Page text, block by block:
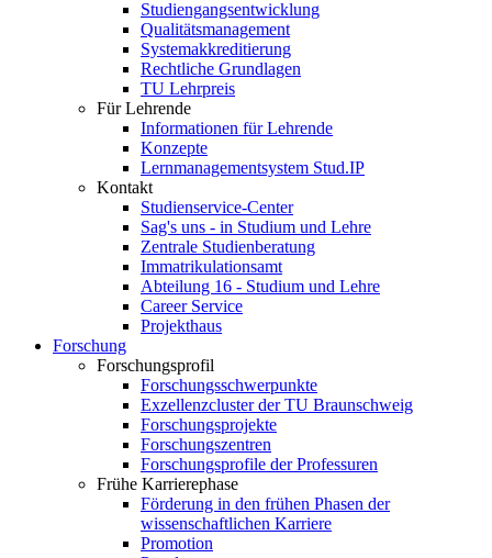
Studiengangsentwicklung
Qualitätsmanagement
Systemakkreditierung
Rechtliche Grundlagen
TU Lehrpreis
Für Lehrende
Informationen für Lehrende
Konzepte
Lernmanagementsystem Stud.IP
Kontakt
Studienservice-Center
Sag's uns - in Studium und Lehre
Zentrale Studienberatung
Immatrikulationsamt
Abteilung 16 - Studium und Lehre
Career Service
Projekthaus
Forschung
Forschungsprofil
Forschungsschwerpunkte
Exzellenzcluster der TU Braunschweig
Forschungsprojekte
Forschungszentren
Forschungsprofile der Professuren
Frühe Karrierephase
Förderung in den frühen Phasen der
wissenschaftlichen Karriere
Promotion